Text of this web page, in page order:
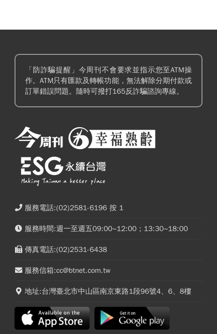
「防詐騙提醒」今周刊不會要求並指示您至ATM操
作。ATM只有匯款及轉帳功能，無法解除分期付款或
訂單錯誤問題。隨時可撥打165反詐騙諮詢專線。
服務電話:(02)2581-6196 按 1
服務時間:週一至週五09:00~12:00；13:30~18:00
傳真電話:(02)2531-6438
服務信箱:cc@btnet.com.tw
地址:台灣臺北市中山區南京東路1段96號4、6、8樓